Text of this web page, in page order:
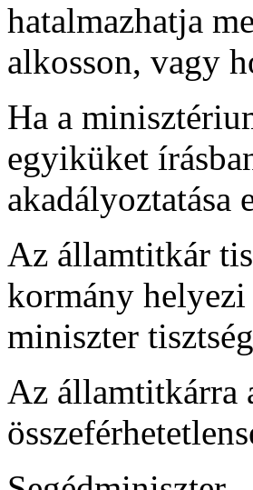
hatalmazhatja
alkosson, vagy
Ha a
egyiküket
akadályoztatása
Az államtitkár
kormány helyezi
miniszter
Az államtitkárra